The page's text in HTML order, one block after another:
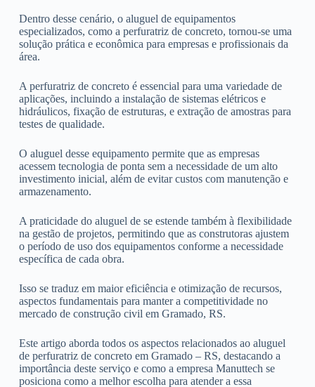
Dentro desse cenário, o aluguel de equipamentos
especializados, como a perfuratriz de concreto, tornou-se uma
solução prática e econômica para empresas e profissionais da
área.
A perfuratriz de concreto é essencial para uma variedade de
aplicações, incluindo a instalação de sistemas elétricos e
hidráulicos, fixação de estruturas, e extração de amostras para
testes de qualidade.
O aluguel desse equipamento permite que as empresas
acessem tecnologia de ponta sem a necessidade de um alto
investimento inicial, além de evitar custos com manutenção e
armazenamento.
A praticidade do aluguel de se estende também à flexibilidade
na gestão de projetos, permitindo que as construtoras ajustem
o período de uso dos equipamentos conforme a necessidade
específica de cada obra.
Isso se traduz em maior eficiência e otimização de recursos,
aspectos fundamentais para manter a competitividade no
mercado de construção civil em Gramado, RS.
Este artigo aborda todos os aspectos relacionados ao aluguel
de perfuratriz de concreto em Gramado – RS, destacando a
importância deste serviço e como a empresa Manuttech se
posiciona como a melhor escolha para atender a essa